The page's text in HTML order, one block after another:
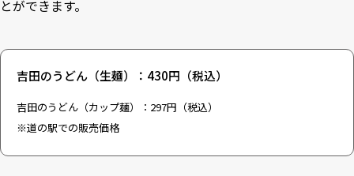
とができます。
吉田のうどん（生麺）：430円（税込）
吉田のうどん（カップ麺）：297円（税込）
※道の駅での販売価格